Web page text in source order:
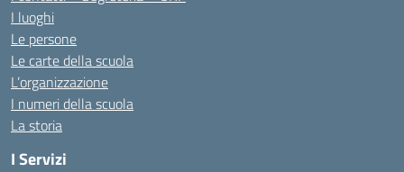
I luoghi
Le persone
Le carte della scuola
L’organizzazione
I numeri della scuola
La storia
I Servizi